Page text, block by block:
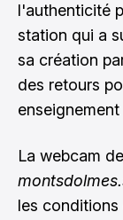
l'authenticité
station qui a
sa création
des retours
La webcam
les conditions